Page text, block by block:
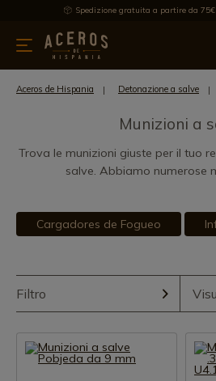
Spedizione gratuita a partire da
cucina Offre Ultime notizie
Aceros de Hispania Detonazione a salve
Munizioni a
Trova le munizioni giuste per il tuo
salve. Abbiamo numerose
Cargadores de Fogueo
Filtro